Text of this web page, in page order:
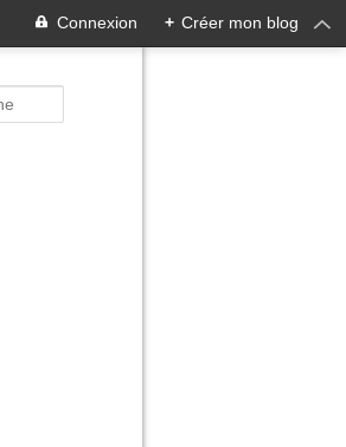
Connexion + Créer mon blog